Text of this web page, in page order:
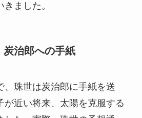
ました。
炭治郎への手紙
、珠世は炭治郎に手紙を送
が近い将来、太陽を克服する